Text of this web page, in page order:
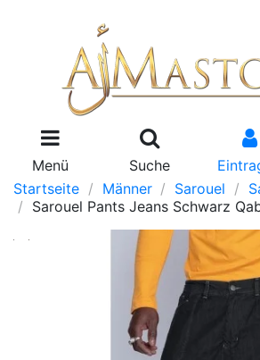
Menü Suche
Startseite
Männer Sarouel
Sarouel Pants Jeans Schwarz